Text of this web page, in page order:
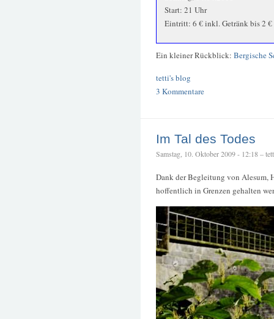
Start: 21 Uhr
Eintritt: 6 € inkl. Getränk bis 2 €
Ein kleiner Rückblick: Bergische
tetti's blog
3 Kommentare
Im Tal des Todes
Samstag, 10. Oktober 2009 - 12:18 –
Dank der Begleitung von Alesum,
hoffentlich in Grenzen gehalten